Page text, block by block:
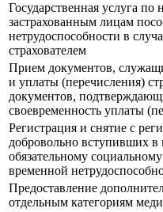
Государственная услуга
застрахованным лицам
нетрудоспособности в
страхователем
Прием документов,
и уплаты (перечисления)
документов,
своевременность уплаты
Регистрация и снятие с
добровольно вступивших
обязательному
временной
Предоставление
отдельным категориям